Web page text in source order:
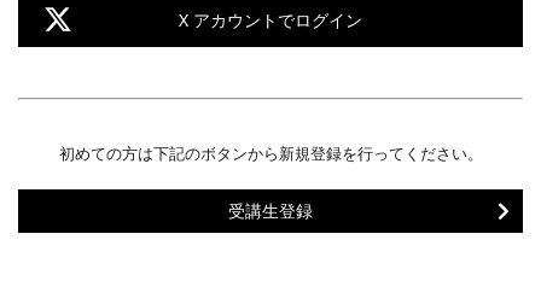
X アカウントでログイン
初めての方は下記のボタンから新規登録を行ってください。
受講生登録